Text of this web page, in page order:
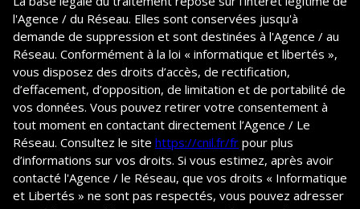
l'Agence / du Réseau. Elles sont conservées jusqu'à
demande de suppression et sont destinées à l'Agence / au
Réseau. Conformément à la loi « informatique et libertés »,
vous disposez des droits d’accès, de rectification,
d’effacement, d’opposition, de limitation et de portabilité de
vos données. Vous pouvez retirer votre consentement à
tout moment en contactant directement l’Agence / Le
Réseau. Consultez le site https://cnil.fr/fr pour plus
d’informations sur vos droits. Si vous estimez, après avoir
contacté l'Agence / le Réseau, que vos droits « Informatique
et Libertés » ne sont pas respectés, vous pouvez adresser